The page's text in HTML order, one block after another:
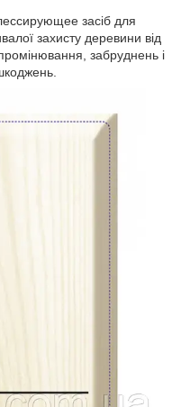
засіб для
захисту деревини від
забруднень і